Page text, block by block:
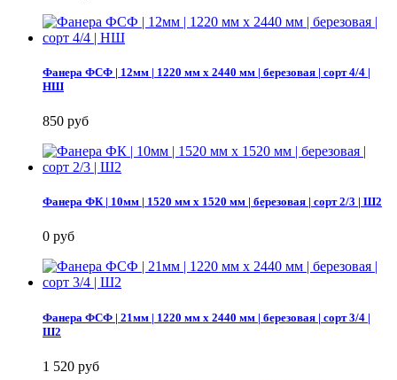
Фанера ФСФ | 12мм | 1220 мм х 2440 мм | березовая | сорт 4/4 |
НШ
850 руб
Фанера ФК | 10мм | 1520 мм х 1520 мм | березовая | сорт 2/3 | Ш2
0 руб
Фанера ФСФ | 21мм | 1220 мм х 2440 мм | березовая | сорт 3/4 |
Ш2
1 520 руб